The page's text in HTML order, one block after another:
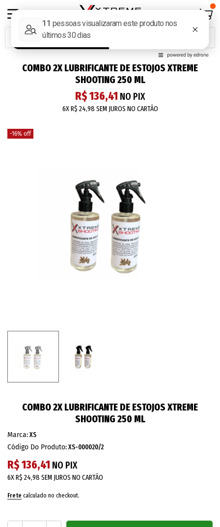
COMBO 2X LUBRIFICANTE DE ESTOJOS XTREME
SHOOTING 250 ML
R$ 136,41 NO PIX
6XR$ 24,98 SEM JUROS NO CARTÃO
-16% off
COMBO 2X LUBRIFICANTE DE ESTOJOS XTREME
SHOOTING 250 ML
Marca:XS
Código Do Produto:XS-000020/2
R$ 136,41 NO PIX
6XR$ 24,98 SEM JUROS NO CARTÃO
Frete calculado no checkout.